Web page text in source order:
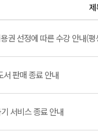
권 선정에 따른 수강 안내(
판매 종료 안내
서비스 종료 안내